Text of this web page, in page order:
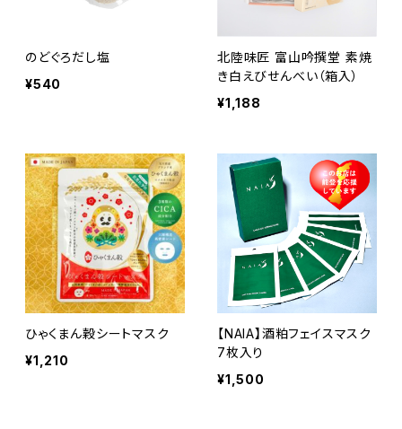
のどぐろだし塩
¥540
北陸味匠 富山吟撰堂 素焼
き白えびせんべい（箱入）
¥1,188
ひゃくまん穀シートマスク
¥1,210
【NAIA】酒粕フェイスマスク
7枚入り
¥1,500